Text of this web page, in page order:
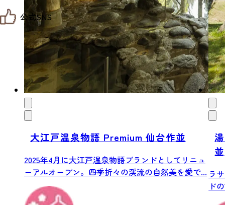
お知らせ
お問い合わせ
教育旅行
観光マップ
せんだい旅日和とは
サイト利用規約
プライバシーポリシー
サイトマップ
仙臺写真館フォトギャラリー
公式SNS
せんだい旅日和 X
せんだい旅日和 Instagram
せんだい旅日和 Facebook
仙台旅先体験コレクション Facebook
仙台旅先体験コレクション Instagaram
大江戸温泉物語 Premium 仙台作並
2025年4月に大江戸温泉物語ブランドとしてリニュ
ーアルオープン。四季折々の渓流の自然美を愛で... ラ
ド
ラ